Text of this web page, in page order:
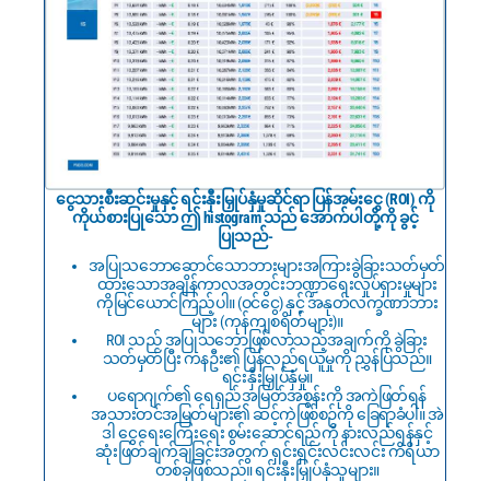
ငွေသားစီးဆင်းမှုနှင့် ရင်းနှီးမြှုပ်နှံမှုဆိုင်ရာ ပြန်အမ်းငွေ (ROI) ကို
ကိုယ်စားပြုသော ဤ histogram သည် အောက်ပါတို့ကို ခွင့်
ပြုသည်-
အပြုသဘောဆောင်သောဘားများအကြားခွဲခြားသတ်မှတ်
ထားသောအချိန်ကာလအတွင်းဘဏ္ဍာရေးလှုပ်ရှားမှုများ
ကိုမြင်ယောင်ကြည့်ပါ။ (ဝင်ငွေ) နှင့် အနုတ်လက္ခဏာဘား
များ (ကုန်ကျစရိတ်များ)။
ROI သည် အပြုသဘောဖြစ်လာသည့်အချက်ကို ခွဲခြား
သတ်မှတ်ပြီး ကနဦး၏ ပြန်လည်ရယူမှုကို ညွှန်ပြသည်။
ရင်းနှီးမြှုပ်နှံမှု။
ပရောဂျက်၏ ရေရှည်အမြတ်အစွန်းကို အကဲဖြတ်ရန်
အသားတင်အမြတ်များ၏ ဆင့်ကဲဖြစ်စဉ်ကို ခြေရာခံပါ။ အဲ
ဒါ ငွေရေးကြေးရေး စွမ်းဆောင်ရည်ကို နားလည်ရန်နှင့်
ဆုံးဖြတ်ချက်ချခြင်းအတွက် ရှင်းရှင်းလင်းလင်း ကိရိယာ
တစ်ခုဖြစ်သည်။ ရင်းနှီးမြှုပ်နှံသူများ။